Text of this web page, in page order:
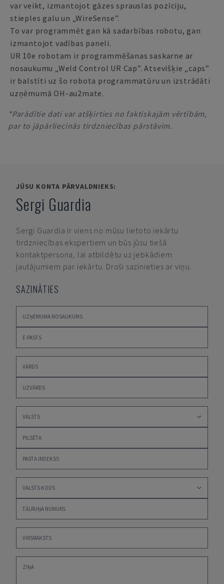
var veikt, izmantojot gāzes sprauslas pozīciju,
stieples galu un „WireSense”.
To var programmēt gan kā sadarbības robotu, gan
izmantojot vadības paneli.
UR 10e robotam ir programmēšanas saskarne ar
nosaukumu „Weld Control UR Cap”. Atsevišķie „caps”
ir balstīti uz šo robota programmatūru un izstrādāti
uzņēmumā OH-au2mate.
*Parādītie dati var atšķirties no faktiskajām vērtībām,
par to jāpārliecinās tirdzniecības pārstāvim.
JŪSU KONTA PĀRVALDNIEKS:
Sergi Guardia
Sergi Guardia Ir viens no mūsu lietoto iekārtu
tirdzniecības ekspertiem un būs jūsu tiešā
kontaktpersona, lai atbildētu uz jebkādiem
jautājumiem par iekārtu. Droši sazinieties ar viņu.
SAZINĀTIES